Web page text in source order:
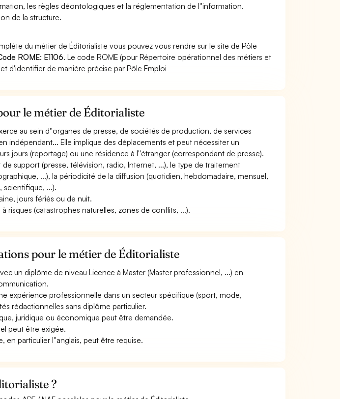
les règles déontologiques et la réglementation de l''information.
de la structure.
du métier de Éditorialiste vous pouvez vous rendre sur le site de Pôle
ROME: E1106. Le code ROME (pour Répertoire opérationnel des métiers et
d'identifier de manière précise par Pôle Emploi
le métier de Éditorialiste
au sein d''organes de presse, de sociétés de production, de services
indépendant... Elle implique des déplacements et peut nécessiter un
jours (reportage) ou une résidence à l''étranger (correspondant de presse).
support (presse, télévision, radio, Internet, ...), le type de traitement
...), la périodicité de la diffusion (quotidien, hebdomadaire, mensuel,
scientifique, ...).
jours fériés ou de nuit.
risques (catastrophes naturelles, zones de conflits, ...).
pour le métier de Éditorialiste
un diplôme de niveau Licence à Master (Master professionnel, ...) en
expérience professionnelle dans un secteur spécifique (sport, mode,
rédactionnelles sans diplôme particulier.
juridique ou économique peut être demandée.
peut être exigée.
en particulier l''anglais, peut être requise.
?